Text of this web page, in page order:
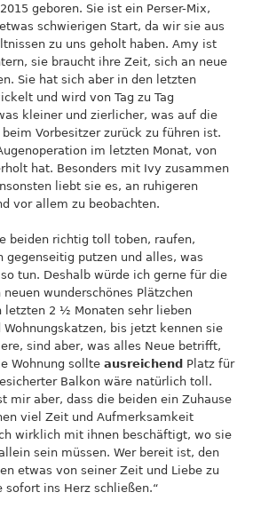
geboren. Sie ist ein Perser-Mix,
schwierigen Start, da wir sie aus
zu uns geholt haben. Amy ist
sie braucht ihre Zeit, sich an neue
Sie hat sich aber in den letzten
und wird von Tag zu Tag
kleiner und zierlicher, was auf die
Vorbesitzer zurück zu führen ist.
im letzten Monat, von
hat. Besonders mit Ivy zusammen
liebt sie es, an ruhigeren
vor allem zu beobachten.
beiden richtig toll toben, raufen,
gegenseitig putzen und alles, was
tun. Deshalb würde ich gerne für die
wunderschönes Plätzchen
letzten 2 ½ Monaten sehr lieben
Wohnungskatzen, bis jetzt kennen sie
sind aber, was alles Neue betrifft,
Wohnung sollteausreichend Platz für
Balkon wäre natürlich toll.
mir aber, dass die beiden ein Zuhause
viel Zeit und Aufmerksamkeit
wirklich mit ihnen beschäftigt, wo sie
sein müssen. Wer bereit ist, den
etwas von seiner Zeit und Liebe zu
sofort ins Herz schließen.“